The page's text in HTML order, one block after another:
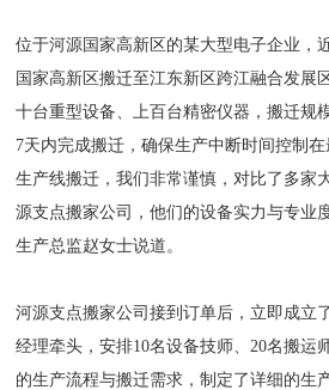
位于河源国家高新区的某大型电子企业，
国家高新区搬迁至江东新区跨江融合发展
十台重型设备、上百台精密仪器，搬迁规
7天内完成搬迁，确保生产中断时间控制
生产线搬迁，我们非常谨慎，对比了多家
源支点搬家公司，他们的设备实力与专业
生产总监赵女士说道。
河源支点搬家公司接到订单后，立即成立
经理牵头，安排10名设备技师、20名搬运
的生产流程与搬迁需求，制定了详细的生